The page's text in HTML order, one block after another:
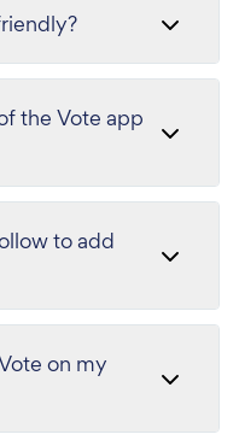
the Vote app
to add
on my